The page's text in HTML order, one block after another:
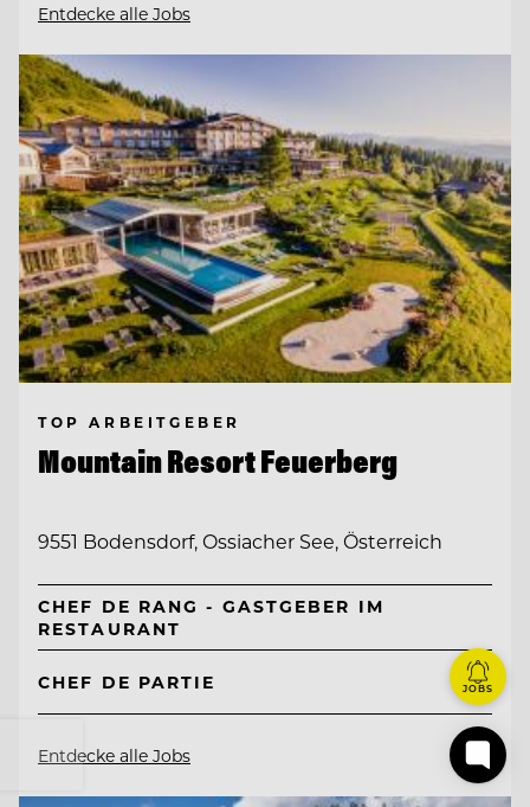
Entdecke alle Jobs
TOP ARBEITGEBER
Mountain Resort Feuerberg
9551 Bodensdorf, Ossiacher See, Österreich
CHEF DE RANG - GASTGEBER IM
RESTAURANT
CHEF DE PARTIE
Entdecke alle Jobs
JOBS